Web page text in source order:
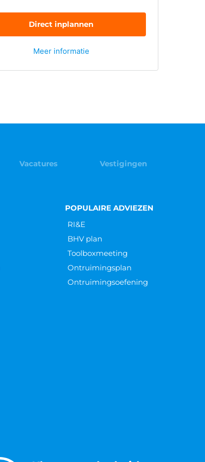
Direct inplannen
Meer informatie
Vacatures Vestigingen
POPULAIRE ADVIEZEN
RI&E
BHV plan
Toolboxmeeting
Ontruimingsplan
Ontruimingsoefening